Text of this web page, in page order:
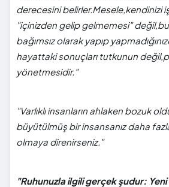
derecesini belirler.Mesele,kendinizi
"içinizden gelip gelmemesi"
bağımsız olarak yapıp
hayattaki sonuçları tutkunun
yönetmesidir."
"Varlıklı insanların ahlaken bozuk
büyütülmüş bir insansanız daha
olmaya direnirseniz."
"Ruhunuzla ilgili gerçek şudur: